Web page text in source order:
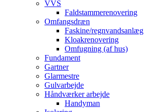
VVS
Faldstammerenovering
Omfangsdræn
Faskine/regnvandsanlæg
Kloakrenovering
Omfugning (af hus)
Fundament
Gartner
Glarmestre
Gulvarbejde
Håndværker arbejde
Handyman